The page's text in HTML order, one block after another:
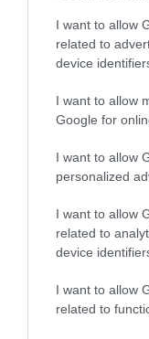
I want to allow
related to
device
I want to allow
Google for
I want to allow
personalized
I want to allow
related to
device
I want to allow
related to
2026-08-07.
Grillezett